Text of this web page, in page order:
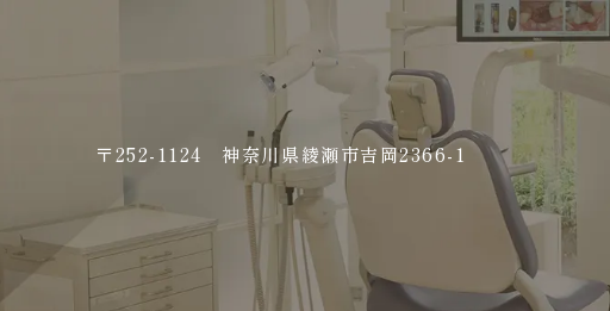
〒252-1124 神奈川県綾瀬市吉岡2366-1